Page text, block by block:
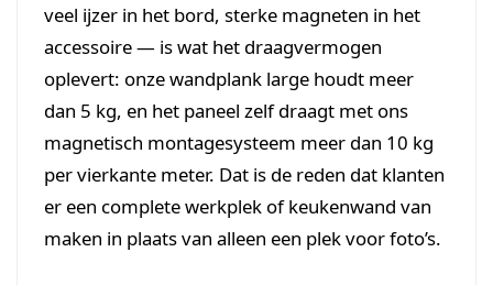
veel ijzer in het bord, sterke magneten in het
accessoire — is wat het draagvermogen
oplevert: onze wandplank large houdt meer
dan 5 kg, en het paneel zelf draagt met ons
magnetisch montagesysteem meer dan 10 kg
per vierkante meter. Dat is de reden dat klanten
er een complete werkplek of keukenwand van
maken in plaats van alleen een plek voor foto’s.